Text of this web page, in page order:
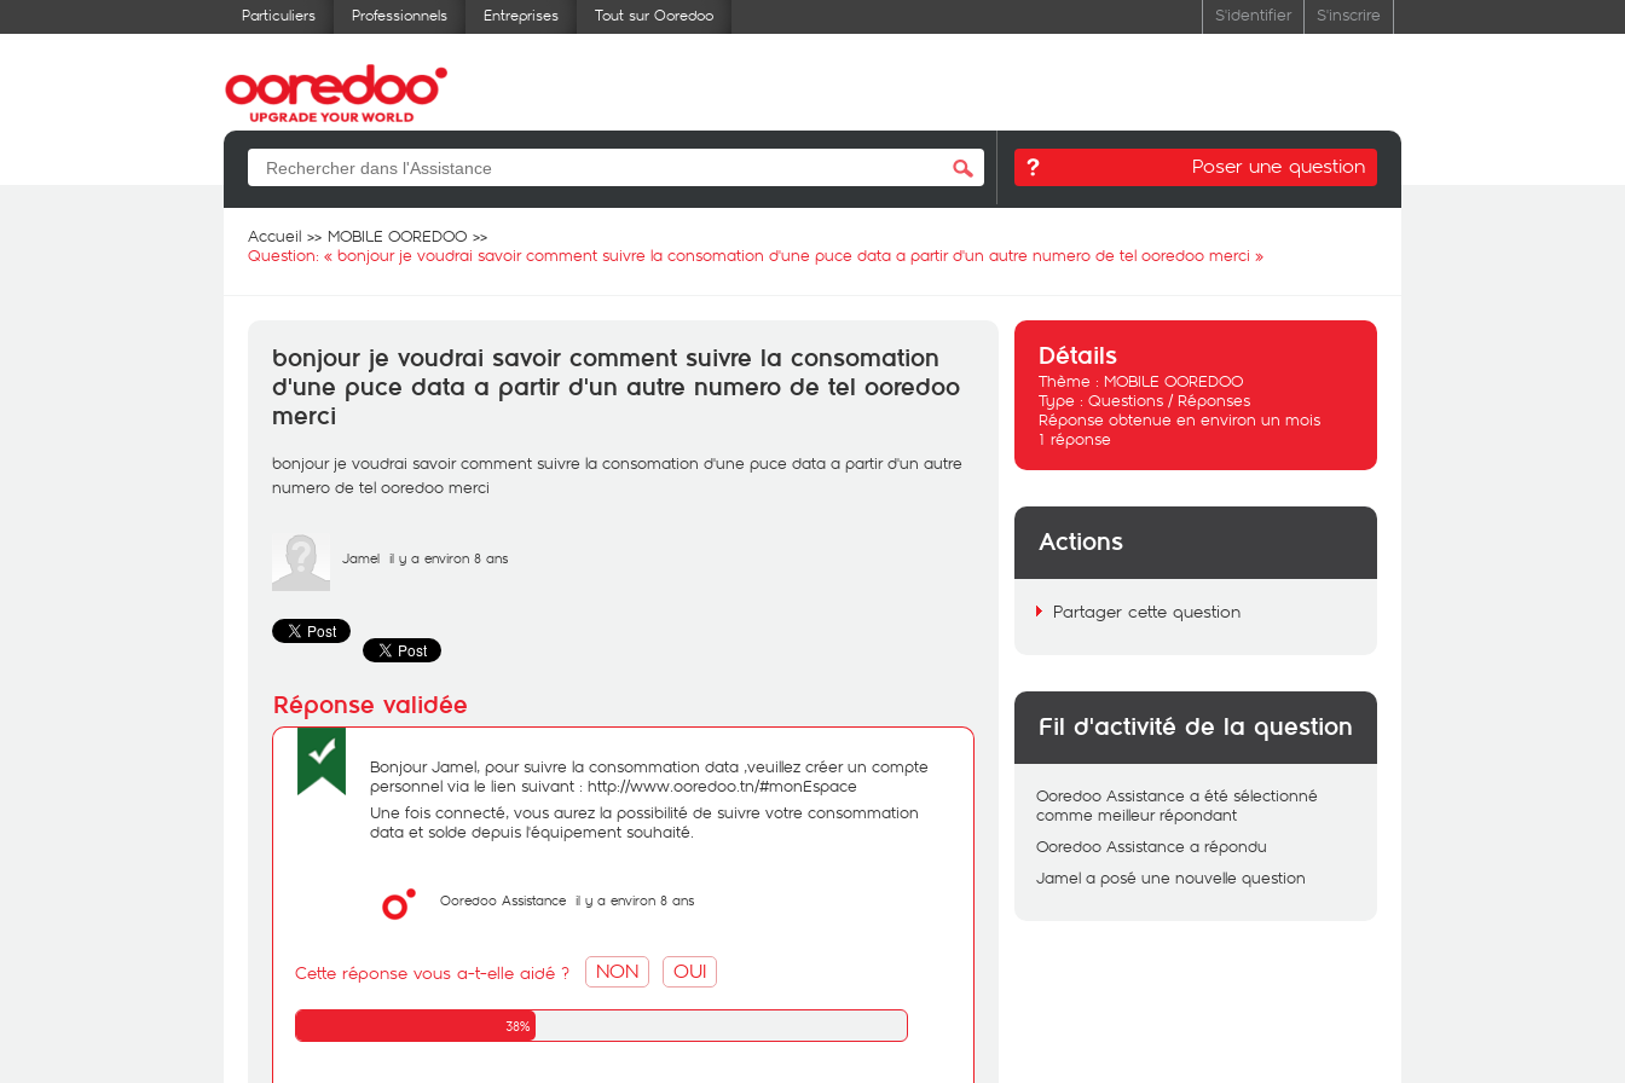
Particuliers Professionnels Entreprises Tout sur Ooredoo S'identifier S'inscrire
Poser une question
Accueil
MOBILE OOREDOO
Question: « bonjour je voudrai savoir comment suivre la consomation d'une puce data a partir d'un autre numero de tel ooredoo merci »
bonjour je voudrai savoir comment suivre la consomation
d'une puce data a partir d'un autre numero de tel ooredoo
merci
bonjour je voudrai savoir comment suivre la consomation d'une puce data a partir d'un autre
numero de tel ooredoo merci
Jamel il y a environ 8 ans
Bonjour Jamel, pour suivre la consommation data ,veuillez créer un compte
personnel via le lien suivant : http://www.ooredoo.tn/#monEspace
Une fois connecté, vous aurez la possibilité de suivre votre consommation
data et solde depuis l'équipement souhaité.
Ooredoo Assistance il y a environ 8 ans
Cette réponse vous a-t-elle aidé ? NON OUI
38%
Détails
Thème : MOBILE OOREDOO
Type : Questions / Réponses
Réponse obtenue en environ un mois
1 réponse
Actions
Partager cette question
Fil d'activité de la question
Ooredoo Assistance a été sélectionné
comme meilleur répondant
Ooredoo Assistance a répondu
Jamel a posé une nouvelle question